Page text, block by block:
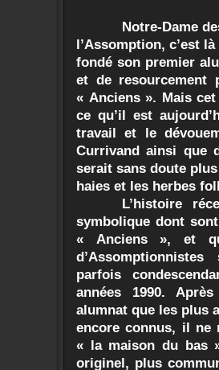
Notre-Dame
l’Assomption, c’est
fondé son premier
et de resourcement
« Anciens ». Mais
ce qu’il est
travail et le
Currivand ainsi que
serait sans doute
haies et les herbes
L’histoire
symbolique dont
« Anciens », et
parfois
années 1990.
alumnat que les plus
encore connus, il ne
« la maison du bas
originel, plus